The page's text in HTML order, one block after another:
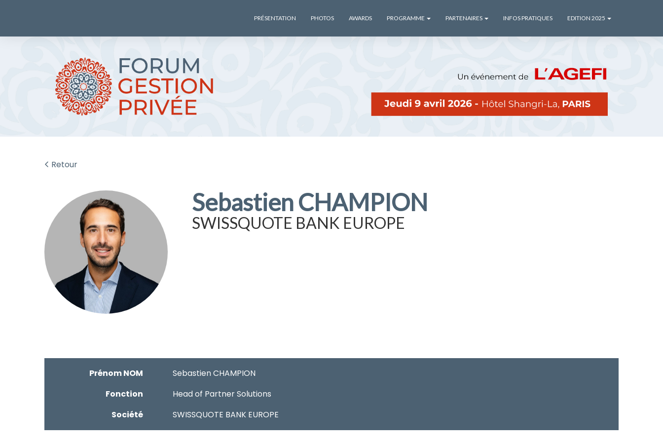
PRÉSENTATION PHOTOS AWARDS PROGRAMME PARTENAIRES INFOS PRATIQUES EDITION 2025
Retour
Sebastien CHAMPION
SWISSQUOTE BANK EUROPE
Prénom NOM
Sebastien CHAMPION
Fonction
Head of Partner Solutions
Société
SWISSQUOTE BANK EUROPE